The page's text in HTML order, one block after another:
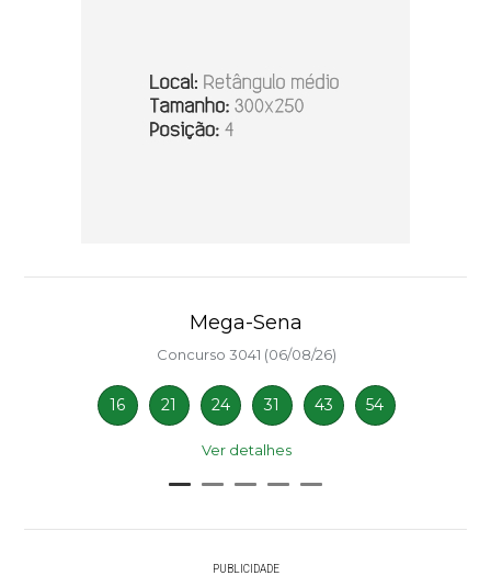
Mega-Sena
Concurso 3041 (06/08/26)
16 21 24 31 43 54
Ver detalhes
PUBLICIDADE